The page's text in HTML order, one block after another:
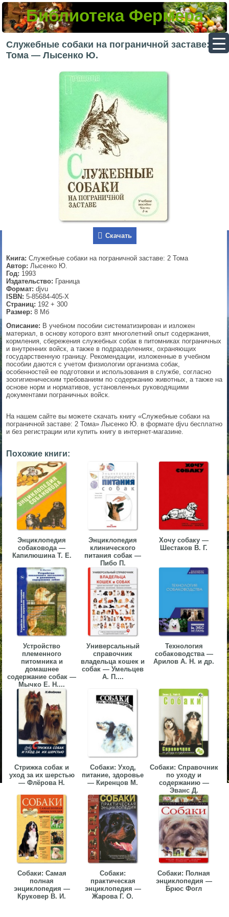
Библиотека Фермера
Служебные собаки на пограничной заставе: 2
Тома — Лысенко Ю.
Скачать
Книга: Служебные собаки на пограничной заставе: 2 Тома
Автор: Лысенко Ю.
Год: 1993
Издательство: Граница
Формат: djvu
ISBN: 5-85684-405-Х
Страниц: 192 + 300
Размер: 8 Мб
Описание: В учебном пособии систематизирован и изложен
материал, в основу которого взят многолетний опыт содержания,
кормления, сбережения служебных собак в питомниках пограничных
и внутренних войск, а также в подразделениях, охраняющих
государственную границу. Рекомендации, изложенные в учебном
пособии даются с учетом физиологии организма собак,
особенностей ее подготовки и использования в службе, согласно
зоогигиеническим требованиям по содержанию животных, а также на
основе норм и нормативов, установленных руководящими
документами пограничных войск.
На нашем сайте вы можете скачать книгу «Служебные собаки на
пограничной заставе: 2 Тома» Лысенко Ю. в формате djvu бесплатно
и без регистрации или купить книгу в интернет-магазине.
Похожие книги:
Энциклопедия
собаковода —
Капилюшина Т. Е.
Энциклопедия
клинического
питания собак —
Пибо П.
Хочу собаку —
Шестаков В. Г.
Устройство
племенного
питомника и
домашнее
содержание собак —
Мычко Е. Н....
Универсальный
справочник
владельца кошек и
собак — Умельцев
А. П....
Технология
собаководства —
Арилов А. Н. и др.
Стрижка собак и
уход за их шерстью
— Флёрова Н.
Собаки: Уход,
питание, здоровье
— Киренцов М.
Собаки: Справочник
по уходу и
содержанию —
Эванс Д.
Собаки: Самая
полная
энциклопедия —
Круковер В. И.
Собаки:
практическая
энциклопедия —
Жарова Г. О.
Собаки: Полная
энциклопедия —
Брюс Фогл
▼
▼
▼
▼
▼
▼
▼